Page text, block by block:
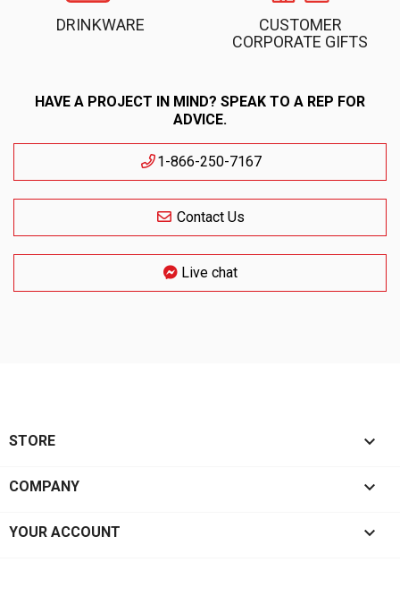
DRINKWARE
CUSTOMER
CORPORATE GIFTS
HAVE A PROJECT IN MIND? SPEAK TO A REP FOR
ADVICE.
1-866-250-7167
Contact Us
Live chat
STORE 
COMPANY 
YOUR ACCOUNT 